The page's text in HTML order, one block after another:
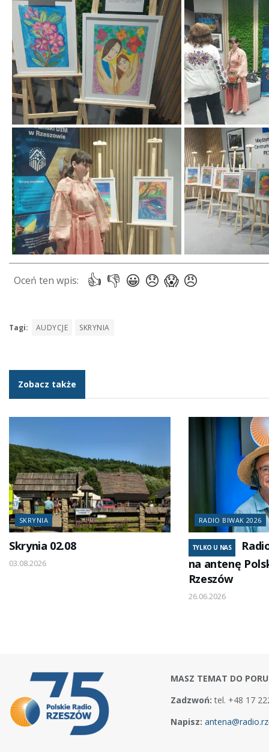
Tagi: AUDYCJE SKRYNIA
Zobacz także
SKRYNIA
Skrynia 02.08
03.08.2026
RADIO BIWAK 2026
TYLKO U NAS
na antenę
Rzeszów
26.06.2026
MASZ TEMAT DO
Zadzwoń: tel. +48 17
Napisz: